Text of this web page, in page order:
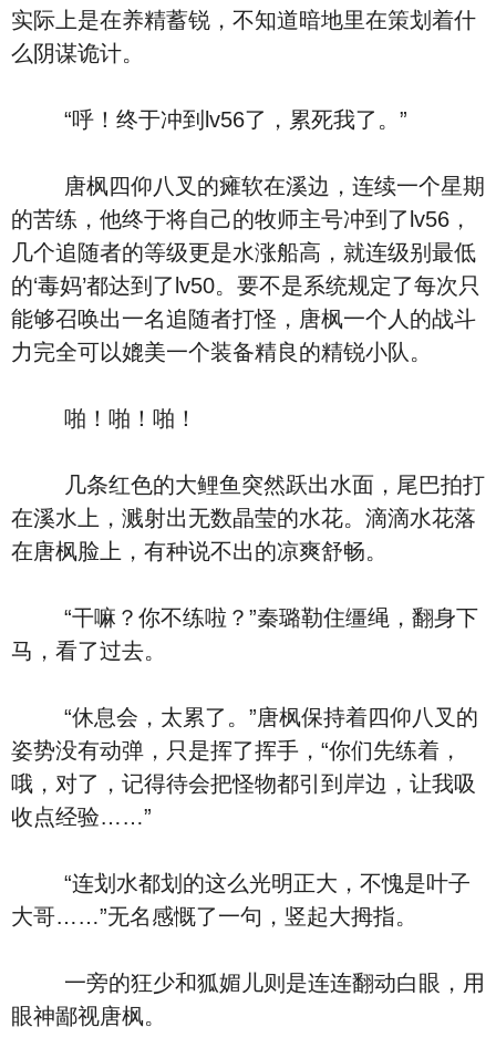
实际上是在养精蓄锐，不知道暗地里在策划着什
么阴谋诡计。
“呼！终于冲到lv56了，累死我了。”
唐枫四仰八叉的瘫软在溪边，连续一个星期
的苦练，他终于将自己的牧师主号冲到了lv56，
几个追随者的等级更是水涨船高，就连级别最低
的‘毒妈’都达到了lv50。要不是系统规定了每次只
能够召唤出一名追随者打怪，唐枫一个人的战斗
力完全可以媲美一个装备精良的精锐小队。
啪！啪！啪！
几条红色的大鲤鱼突然跃出水面，尾巴拍打
在溪水上，溅射出无数晶莹的水花。滴滴水花落
在唐枫脸上，有种说不出的凉爽舒畅。
“干嘛？你不练啦？”秦璐勒住缰绳，翻身下
马，看了过去。
“休息会，太累了。”唐枫保持着四仰八叉的
姿势没有动弹，只是挥了挥手，“你们先练着，
哦，对了，记得待会把怪物都引到岸边，让我吸
收点经验……”
“连划水都划的这么光明正大，不愧是叶子
大哥……”无名感慨了一句，竖起大拇指。
一旁的狂少和狐媚儿则是连连翻动白眼，用
眼神鄙视唐枫。